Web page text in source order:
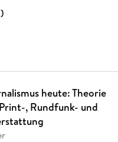
heute: Theorie
, Rundfunk- und